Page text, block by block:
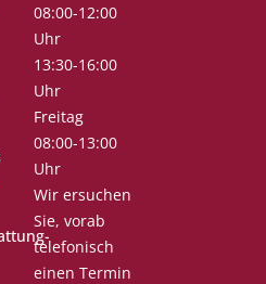
08:00-12:00
Uhr
13:30-16:00
Uhr
Freitag
08:00-13:00
Uhr
Wir ersuchen
Sie, vorab
telefonisch
einen Termin